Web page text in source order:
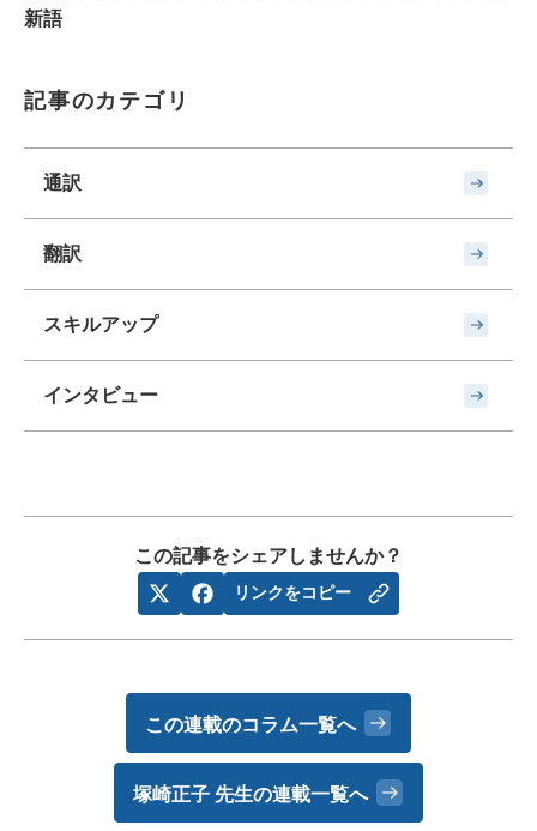
新語
記事のカテゴリ
通訳
翻訳
スキルアップ
インタビュー
この記事をシェアしませんか？
リンクをコピー
この連載のコラム一覧へ
塚崎正子 先生の連載一覧へ